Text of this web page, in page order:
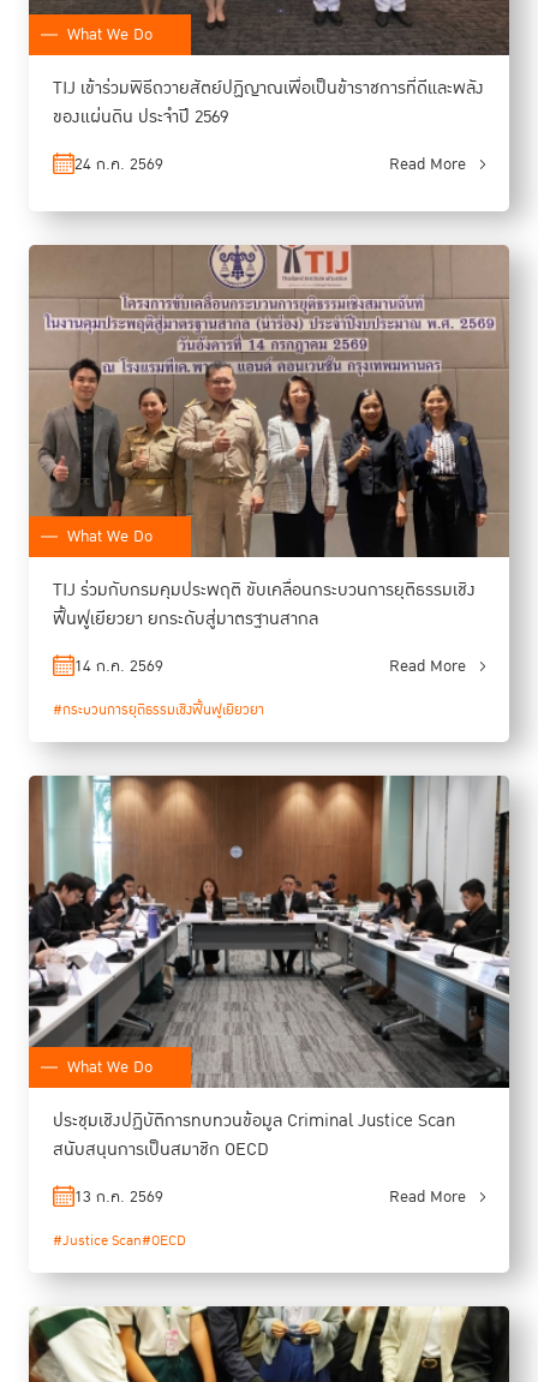
What We Do
TIJ เข้าร่วมพิธีถวายสัตย์ปฏิญาณเพื่อเป็นข้าราชการที่ดีและพลัง
ของแผ่นดิน ประจำปี 2569
24 ก.ค. 2569 Read More
What We Do
TIJ ร่วมกับกรมคุมประพฤติ ขับเคลื่อนกระบวนการยุติธรรมเชิง
ฟื้นฟูเยียวยา ยกระดับสู่มาตรฐานสากล
14 ก.ค. 2569 Read More
#กระบวนการยุติธรรมเชิงฟื้นฟูเยียวยา
What We Do
ประชุมเชิงปฏิบัติการทบทวนข้อมูล Criminal Justice Scan
สนับสนุนการเป็นสมาชิก OECD
13 ก.ค. 2569 Read More
#Justice Scan#OECD